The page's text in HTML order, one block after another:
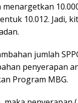
10.012. Jadi,
jumlah
penyerapan
Program MBG.